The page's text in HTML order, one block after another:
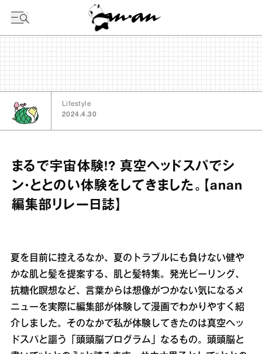
Lifestyle
2024.4.30
まるで宇宙体験!? 真空ヘッドスパでシ
ン・ととのい体験をしてきました。【anan
編集部リレー日誌】
夏を目前に控えるなか、夏のトラブルにも負けない健や
かな肌と髪を提案する、肌と髪特集。発光ピーリング、
抗糖化瞑想など、言葉からは想像がつかない気になるメ
ニューを実際に編集部が体験して漫画でわかりやすく紹
介しました。そのなかで私が体験してきたのは真空ヘッ
ドスパと謳う「頭頭脳プログラム」なるもの。頭頭脳と